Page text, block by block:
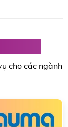
cho các ngành